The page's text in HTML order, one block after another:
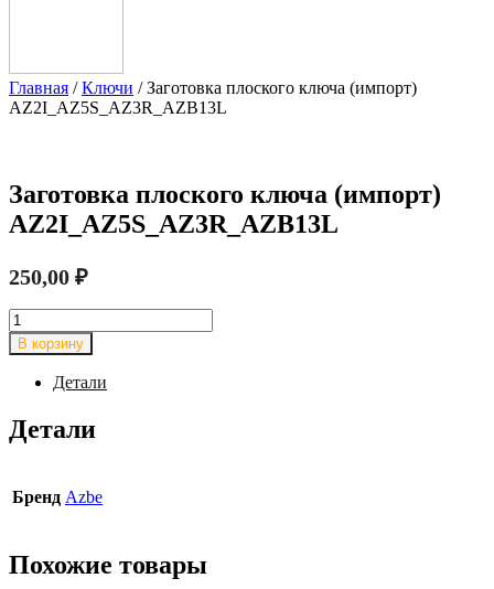
Главная /Ключи / Заготовка плоского ключа (импорт)
AZ2I_AZ5S_AZ3R_AZB13L
Заготовка плоского ключа (импорт)
AZ2I_AZ5S_AZ3R_AZB13L
250,00 ₽
Количество
товара
Заготовка
плоского
ключа
(импорт)
AZ2I_AZ5S_AZ3R_AZB13L
В корзину
Детали
Детали
Бренд Azbe
Похожие товары